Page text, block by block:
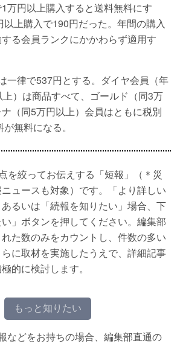
万円以上購入すると送料無料にす
以上購入で190円だった。年間の購入
る会員ランクにかかわらず適用す
一律で537円とする。ダイヤ会員（年
）は商品すべて、ゴールド（同3万
（同5万円以上）会員はともに税別
無料になる。
を絞ってお伝えする「短報」（＊災
ュースも対象）です。「より詳しい
るいは「続報を知りたい」場合、下
」ボタンを押してください。編集部
た数のみをカウントし、件数の多い
に取材を実施したうえで、詳細記事
的に検討します。
もっと知りたい
などをお持ちの場合、編集部直通の